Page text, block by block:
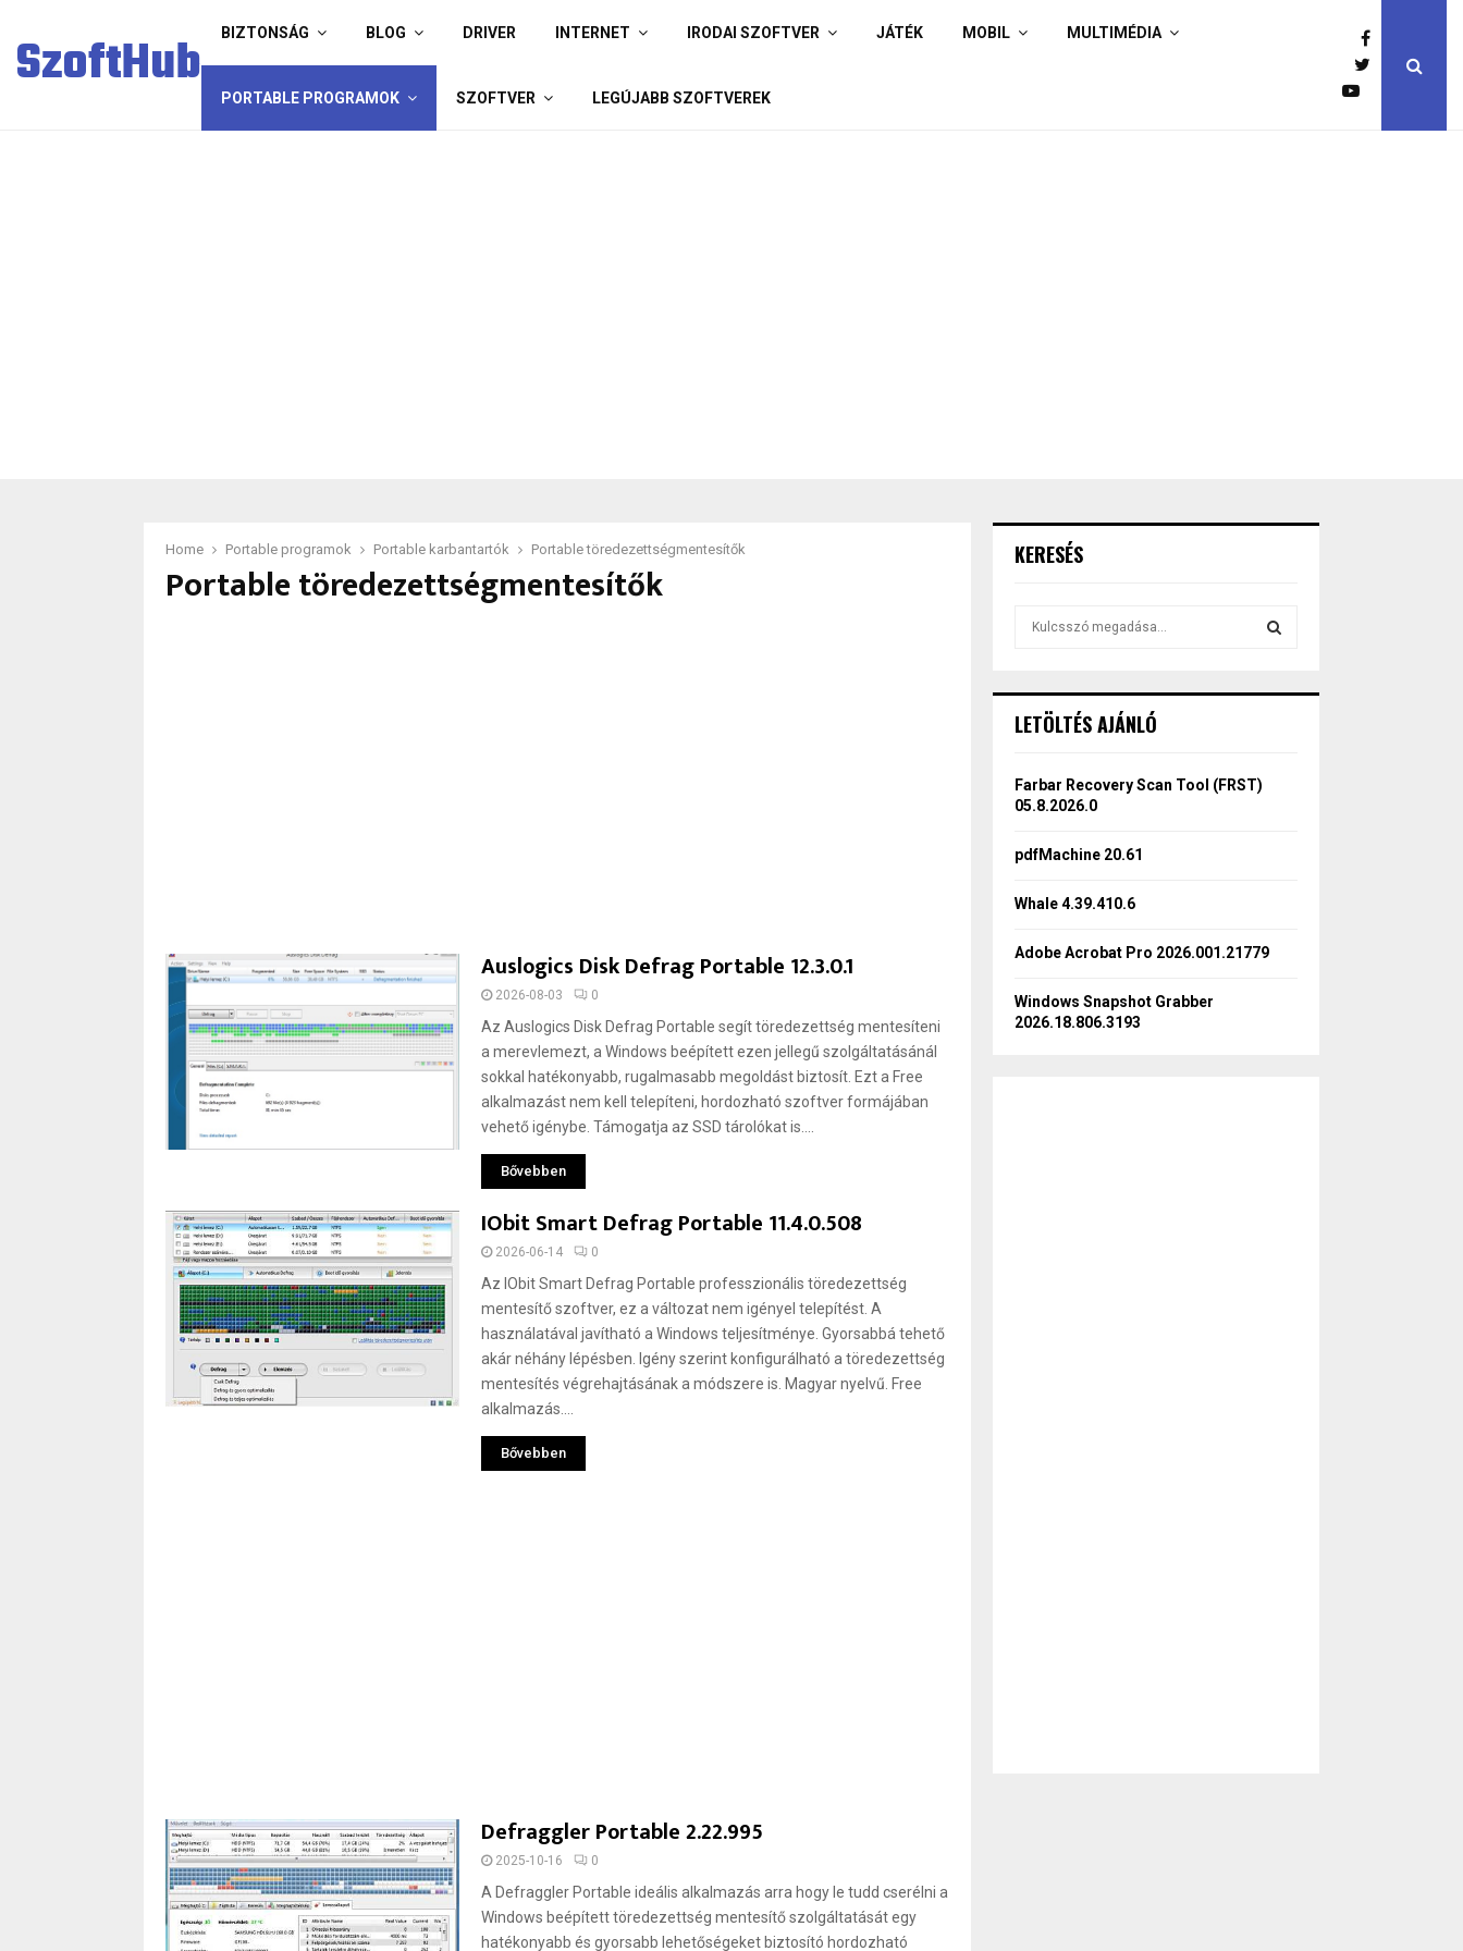
SzoftHub BIZTONSÁG BLOG DRIVER INTERNET IRODAI SZOFTVER JÁTÉK MOBIL MULTIMÉDIA
PORTABLE PROGRAMOK SZOFTVER LEGÚJABB SZOFTVEREK
Home Portable programok Portable karbantartók Portable töredezettségmentesítők
Portable töredezettségmentesítők
Auslogics Disk Defrag Portable 12.3.0.1
2026-08-03 0
Az Auslogics Disk Defrag Portable segít töredezettség mentesíteni
a merevlemezt, a Windows beépített ezen jellegű szolgáltatásánál
sokkal hatékonyabb, rugalmasabb megoldást biztosít. Ezt a Free
alkalmazást nem kell telepíteni, hordozható szoftver formájában
vehető igénybe. Támogatja az SSD tárolókat is....
Bővebben
IObit Smart Defrag Portable 11.4.0.508
2026-06-14 0
Az IObit Smart Defrag Portable professzionális töredezettség
mentesítő szoftver, ez a változat nem igényel telepítést. A
használatával javítható a Windows teljesítménye. Gyorsabbá tehető
akár néhány lépésben. Igény szerint konfigurálható a töredezettség
mentesítés végrehajtásának a módszere is. Magyar nyelvű. Free
alkalmazás....
Bővebben
Defraggler Portable 2.22.995
2025-10-16 0
A Defraggler Portable ideális alkalmazás arra hogy le tudd cserélni a
Windows beépített töredezettség mentesítő szolgáltatását egy
hatékonyabb és gyorsabb lehetőségeket biztosító hordozható
KERESÉS
h
o
r
LETÖLTÉS AJÁNLÓ
Farbar Recovery Scan Tool (FRST)
05.8.2026.0
pdfMachine 20.61
Whale 4.39.410.6
Adobe Acrobat Pro 2026.001.21779
Windows Snapshot Grabber
2026.18.806.3193